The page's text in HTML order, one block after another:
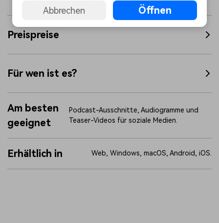
Preispreise
Für wen ist es?
Am besten
geeignet
Podcast-Ausschnitte, Audiogramme und
Teaser-Videos für soziale Medien.
Erhältlich in Web, Windows, macOS, Android, iOS.
Abbrechen Öffnen